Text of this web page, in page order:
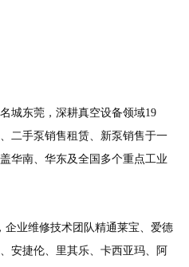
城东莞，深耕真空设备领域19
二手泵销售租赁、新泵销售于一
华南、华东及全国多个重点工业
企业维修技术团队精通莱宝、爱德
安捷伦、里其乐、卡西亚玛、阿